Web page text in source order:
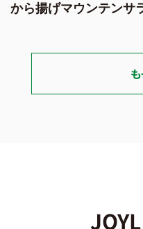
から揚げマウンテンサ